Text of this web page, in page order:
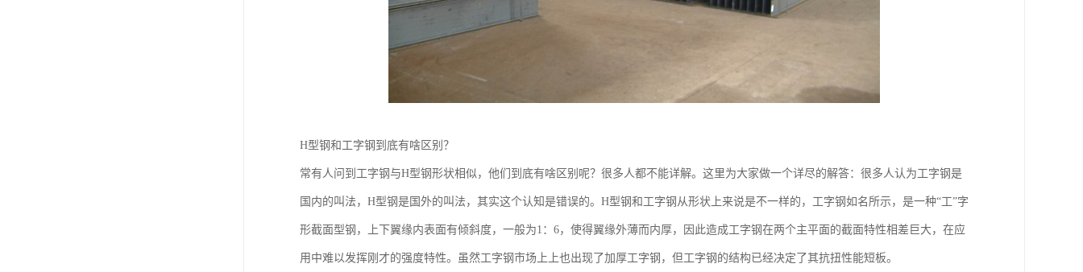
H型钢和工字钢到底有啥区别？
常有人问到工字钢与H型钢形状相似，他们到底有啥区别呢？很多人都不能详解。这里为大家做一个详尽的解答：很多人认为工字钢是
国内的叫法，H型钢是国外的叫法，其实这个认知是错误的。H型钢和工字钢从形状上来说是不一样的，工字钢如名所示，是一种“工”字
形截面型钢，上下翼缘内表面有倾斜度，一般为1：6，使得翼缘外薄而内厚，因此造成工字钢在两个主平面的截面特性相差巨大，在应
用中难以发挥刚才的强度特性。虽然工字钢市场上上也出现了加厚工字钢，但工字钢的结构已经决定了其抗扭性能短板。